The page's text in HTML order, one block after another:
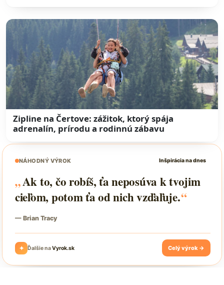
Zipline na Čertove: zážitok, ktorý spája
adrenalín, prírodu a rodinnú zábavu